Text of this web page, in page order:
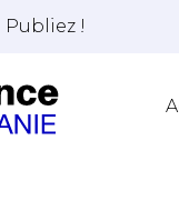
Publiez !